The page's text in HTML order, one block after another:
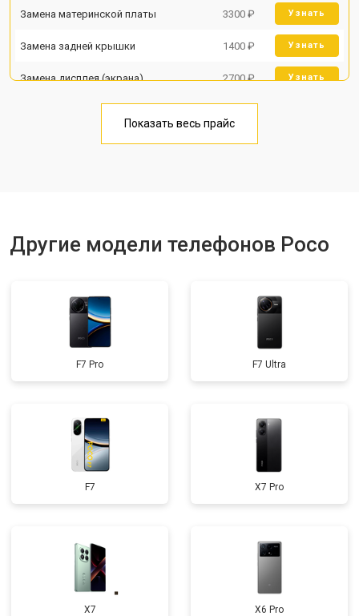
Замена материнской платы 3300 ₽ Узнать
Замена задней крышки 1400 ₽ Узнать
Замена дисплея (экрана) 2700 ₽ Узнать
Замена кнопки включения 1750 ₽
Показать весь прайс
Другие модели телефонов Poco
F7 Pro F7 Ultra
F7 X7 Pro
X7 X6 Pro